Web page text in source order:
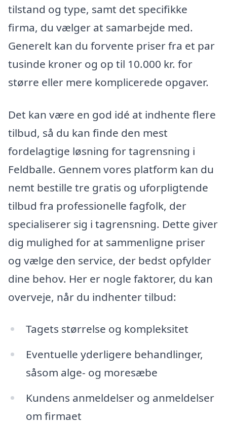
tilstand og type, samt det specifikke
firma, du vælger at samarbejde med.
Generelt kan du forvente priser fra et par
tusinde kroner og op til 10.000 kr. for
større eller mere komplicerede opgaver.
Det kan være en god idé at indhente flere
tilbud, så du kan finde den mest
fordelagtige løsning for tagrensning i
Feldballe. Gennem vores platform kan du
nemt bestille tre gratis og uforpligtende
tilbud fra professionelle fagfolk, der
specialiserer sig i tagrensning. Dette giver
dig mulighed for at sammenligne priser
og vælge den service, der bedst opfylder
dine behov. Her er nogle faktorer, du kan
overveje, når du indhenter tilbud:
Tagets størrelse og kompleksitet
Eventuelle yderligere behandlinger,
såsom alge- og moresæbe
Kundens anmeldelser og anmeldelser
om firmaet